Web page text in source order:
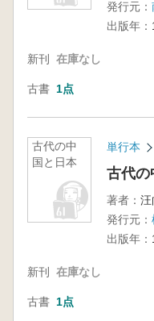
発行元：
出版年：
新刊 在庫なし
古書 1点
古代の中
国と日本
単行本
古代の
著者： 汪
発行元：
出版年：
新刊 在庫なし
古書 1点